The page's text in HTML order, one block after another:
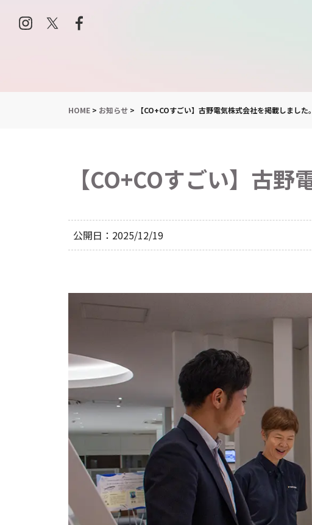
HOME > お知らせ > 【CO+COすごい】古野電気株式会社を掲載しました。
【CO+COすごい】古野
公開日 2025/12/19